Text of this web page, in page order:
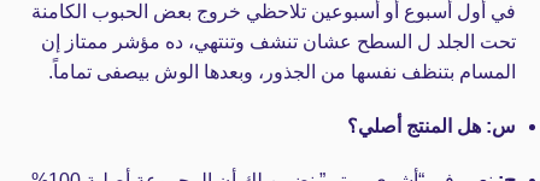
في أول أسبوع أو أسبوعين تلاحظي خروج بعض الحبوب الكامنة
تحت الجلد ل السطح عشان تنشف وتنتهي، ده مؤشر ممتاز إن
المسام بتنظف نفسها من الجذور، وبعدها الوش بيصفى تماماً.
س: هل المنتج أصلي؟